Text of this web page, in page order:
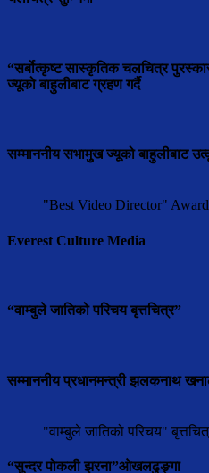
“सर्बोत्कृष्ट सास्कृतिक चलचित्र
ज्यूको बाहुलीबाट ग्रहण गर्दै
सम्माननीय सभामुुख ज्यूको बाहुलीबाट
"Best Video Director" Award
Everest Culture Media
“वाम्बुले जातिको परिचय बृत्तचित्र”
सम्माननीय प्रधानमन्त्री झलकनाथ
"वाम्बुले जातिको परिचय"
“सुन्दर पोकली झरना”ओखलढुङ्गा